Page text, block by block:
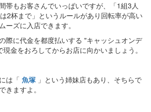
帯もお客さんでいっぱいですが、「1組3人
2杯まで」というルールがあり回転率が高い
ーズに入店できます。
際に代金を都度払いする "キャッシュオンデ
金をおろしてからお店に向かいましょう。
は「 魚塚 」という姉妹店もあり、そちらで
きますよ。